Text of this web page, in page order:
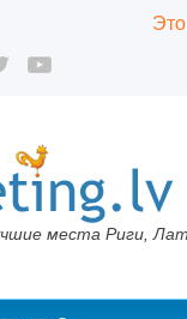
места Риги,